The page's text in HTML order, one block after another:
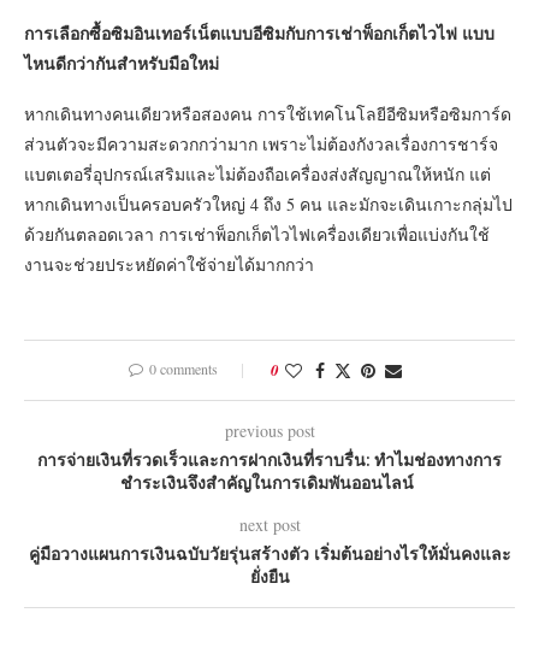
การเลือกซื้อซิมอินเทอร์เน็ตแบบอีซิมกับการเช่าพ็อกเก็ตไวไฟ แบบ
ไหนดีกว่ากันสำหรับมือใหม่
หากเดินทางคนเดียวหรือสองคน การใช้เทคโนโลยีอีซิมหรือซิมการ์ด
ส่วนตัวจะมีความสะดวกกว่ามาก เพราะไม่ต้องกังวลเรื่องการชาร์จ
แบตเตอรี่อุปกรณ์เสริมและไม่ต้องถือเครื่องส่งสัญญาณให้หนัก แต่
หากเดินทางเป็นครอบครัวใหญ่ 4 ถึง 5 คน และมักจะเดินเกาะกลุ่มไป
ด้วยกันตลอดเวลา การเช่าพ็อกเก็ตไวไฟเครื่องเดียวเพื่อแบ่งกันใช้
งานจะช่วยประหยัดค่าใช้จ่ายได้มากกว่า
0 comments 0
previous post
การจ่ายเงินที่รวดเร็วและการฝากเงินที่ราบรื่น: ทำไมช่องทางการ
ชำระเงินจึงสำคัญในการเดิมพันออนไลน์
next post
คู่มือวางแผนการเงินฉบับวัยรุ่นสร้างตัว เริ่มต้นอย่างไรให้มั่นคงและ
ยั่งยืน